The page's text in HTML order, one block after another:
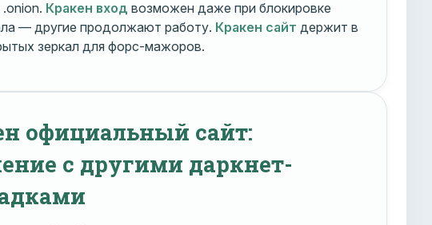
Кракен вход возможен даже при блокировке
— другие продолжают работу. Кракен сайт держит в
зеркал для форс-мажоров.
официальный сайт:
с другими даркнет-